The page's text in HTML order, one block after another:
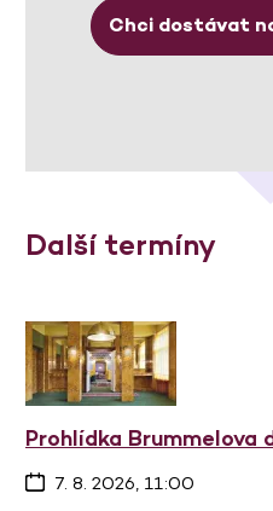
Chci dostávat
Další termíny
Prohlídka Brummelova
7. 8. 2026, 11:00